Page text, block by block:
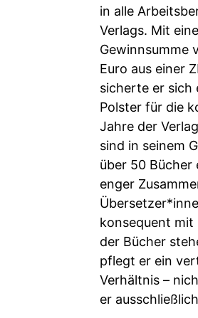
in alle
Verlags. Mit
Gewinnsumme
Euro aus einer
sicherte er sich
Polster für die
Jahre der
sind in seinem
über 50 Bücher
enger
konsequent mit
der Bücher
pflegt er ein
Verhältnis –
er